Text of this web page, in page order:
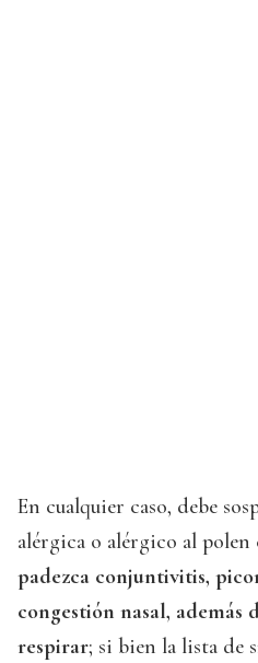
En cualquier caso, debe
alérgica o alérgico al polen
padezca conjuntivitis,
congestión nasal, además
respirar; si bien la lista de